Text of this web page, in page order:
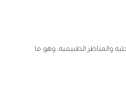
والمناظر الطبيعية، وهو ما